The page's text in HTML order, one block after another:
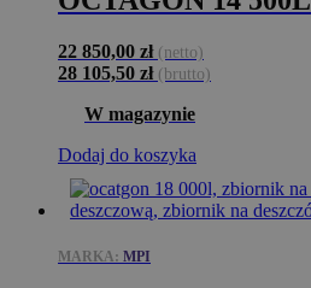
22 850,00 zł (netto)
28 105,50 zł (brutto)
W magazynie
Dodaj do koszyka
MARKA: MPI